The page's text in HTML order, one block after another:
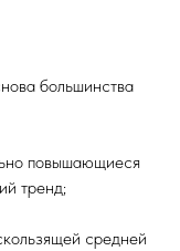
большинства
повышающиеся
тренд;
средней